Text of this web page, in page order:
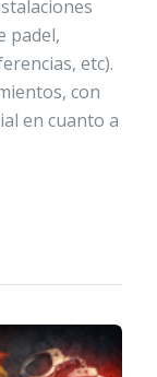
padel,
etc).
con
en cuanto a